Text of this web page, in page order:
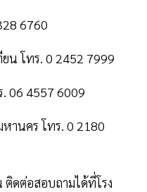
6760
น โทร. 0 2452 7999
. 06 4557 6009
หานคร โทร. 0 2180
ติดต่อสอบถามได้ที่โรง